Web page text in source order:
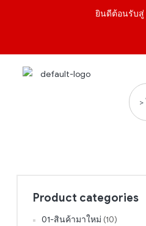
ยินดีต้อนรับสู่
Product categories
01-สินค้ามาใหม่ (10)